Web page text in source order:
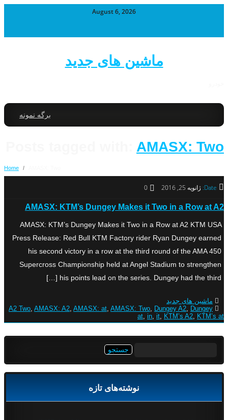
August 6, 2026
ماشین های جدید
برگه نمونه
AMASX: Two
Home /
Date: ژانویه 25, 2016 0
AMASX: KTM’s Dungey Makes it Two in a Row at A2
AMASX: KTM’s Dungey Makes it Two in a Row at A2 KTM USA
Press Release: Red Bull KTM Factory rider Ryan Dungey earned
his second victory in a row at the third round of the AMA 450
Supercross Championship held at Angel Stadium to strengthen
his points lead on the series. Dungey had the third […]
ماشین های جدید
A2 Two, AMASX: A2, AMASX: at, AMASX: Two, Dungey A2, Dungey
at, in, it, KTM’s A2, KTM’s at
نوشته‌های تازه